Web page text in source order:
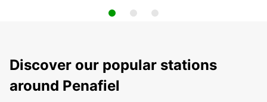
Discover our popular stations
around Penafiel